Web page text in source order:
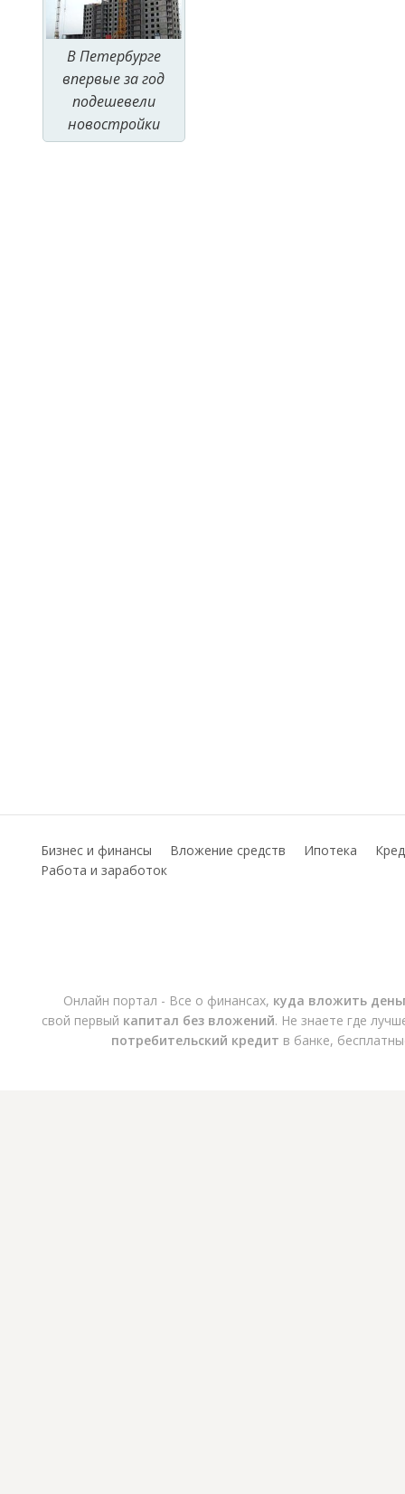
В Петербурге
впервые за год
подешевели
новостройки
Бизнес и финансы Вложение средств Ипотека
Работа и заработок
Онлайн портал - Все о финансах, куда вложить
свой первый капитал без вложений. Не знаете где
потребительский кредит в банке,